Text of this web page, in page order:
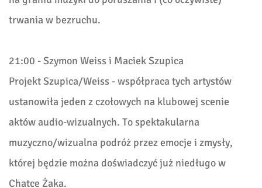
trwania w bezruchu.
21:00 - Szymon Weiss i Maciek Szupica
Projekt Szupica/Weiss - współpraca tych artystów
ustanowiła jeden z czołowych na klubowej scenie
aktów audio-wizualnych. To spektakularna
muzyczno/wizualna podróż przez emocje i zmysły,
której będzie można doświadczyć już niedługo w
Chatce Żaka.